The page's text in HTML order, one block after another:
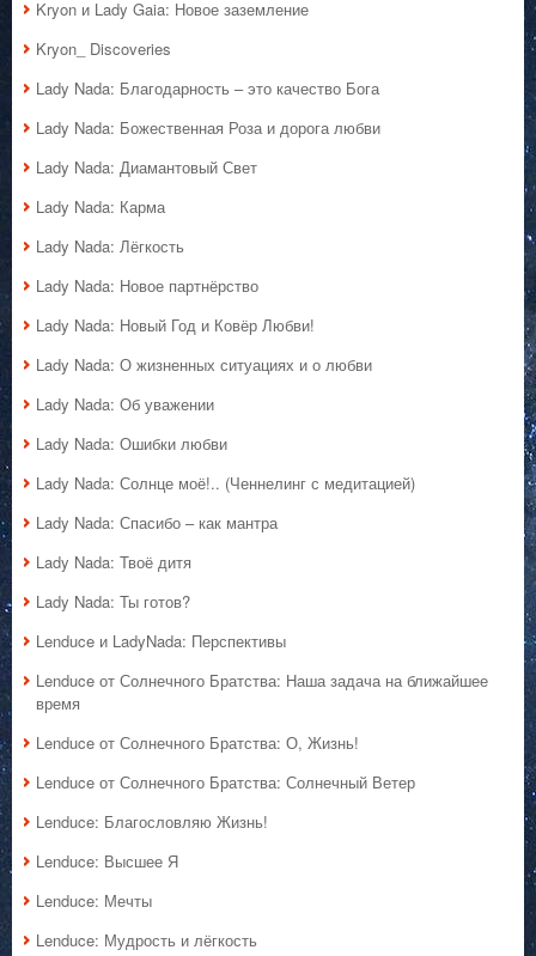
Kryon и Lady Gaia: Новое заземление
Kryon_ Discoveries
Lady Nada: Благодарность – это качество Бога
Lady Nada: Божественная Роза и дорога любви
Lady Nada: Диамантовый Свет
Lady Nada: Карма
Lady Nada: Лёгкость
Lady Nada: Новое партнёрство
Lady Nada: Новый Год и Ковёр Любви!
Lady Nada: О жизненных ситуациях и о любви
Lady Nada: Об уважении
Lady Nada: Ошибки любви
Lady Nada: Солнце моё!.. (Ченнелинг с медитацией)
Lady Nada: Спасибо – как мантра
Lady Nada: Твоё дитя
Lady Nada: Ты готов?
Lenduce и LadyNada: Перспективы
Lenduce от Солнечного Братства: Наша задача на ближайшее
время
Lenduce от Солнечного Братства: О, Жизнь!
Lenduce от Солнечного Братства: Солнечный Ветер
Lenduce: Благословляю Жизнь!
Lenduce: Высшее Я
Lenduce: Мечты
Lenduce: Мудрость и лёгкость